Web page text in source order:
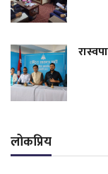
लोकप्रिय